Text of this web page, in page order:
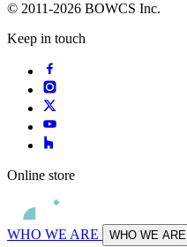
© 2011-2026 BOWCS Inc.
Keep in touch
Online store
WHO WE ARE WHO WE ARE